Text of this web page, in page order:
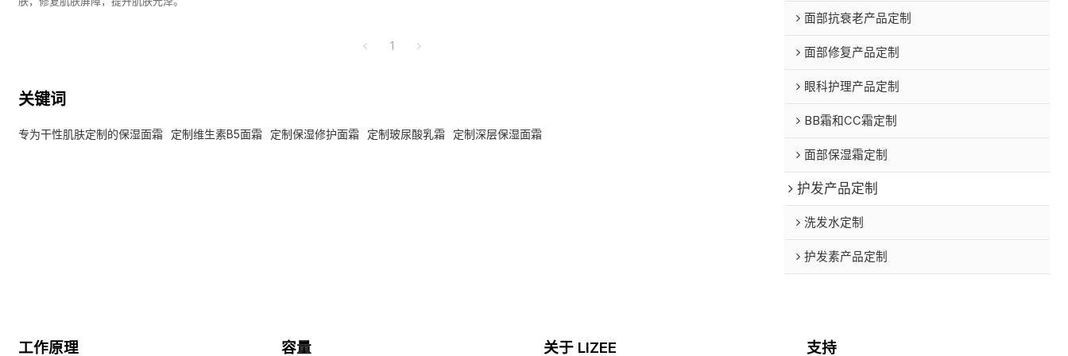
1
关键词
专为干性肌肤定制的保湿面霜 定制维生素B5面霜 定制保湿修护面霜 定制玻尿酸乳霜 定制深层保湿面霜
面部抗衰老产品定制
面部修复产品定制
眼科护理产品定制
BB霜和CC霜定制
面部保湿霜定制
护发产品定制
洗发水定制
护发素产品定制
工作原理 容量 关于 LIZEE 支持